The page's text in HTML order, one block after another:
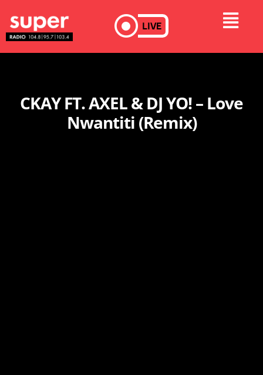
LIVE
CKAY FT. AXEL & DJ YO! – Love
Nwantiti (Remix)